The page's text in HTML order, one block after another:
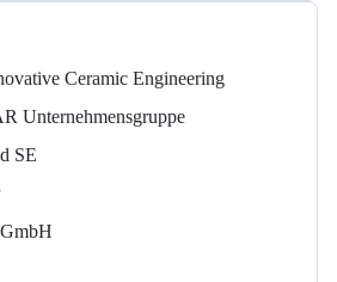
Ceramic Engineering
Unternehmensgruppe
SE